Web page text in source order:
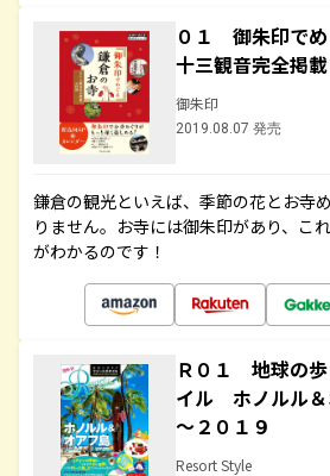
０１ 御朱印で
十三観音完全掲
御朱印
2019.08.07 発売
鎌倉の観光といえば、季節の花とお寺
りません。お寺には御朱印があり、こ
がわかるのです！
Ｒ０１ 地球の
イル ホノルル
～２０１９
Resort Style